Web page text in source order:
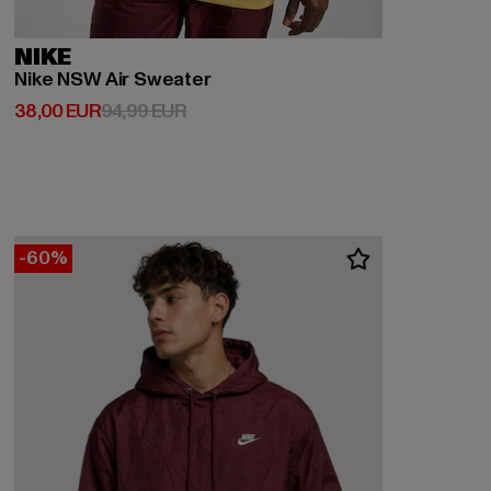
NIKE
Nike NSW Air Sweater
38,00 EUR
Derzeitiger Preis: 38,00 EUR
94,99 EURAktionspreis: 94,99 EUR
-60%